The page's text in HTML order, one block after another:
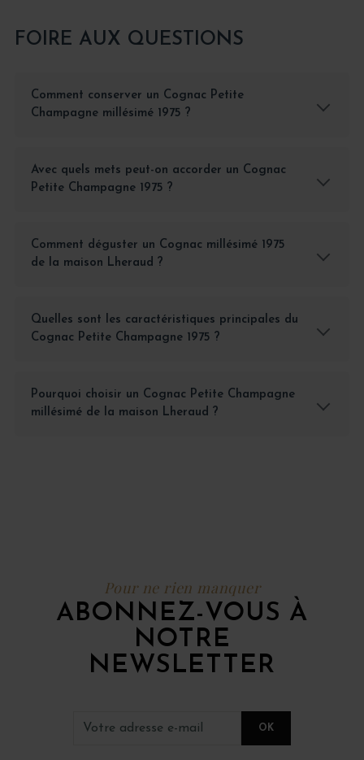
FOIRE AUX QUESTIONS
Comment conserver un Cognac Petite
Champagne millésimé 1975 ?
Avec quels mets peut-on accorder un Cognac
Petite Champagne 1975 ?
Comment déguster un Cognac millésimé 1975
de la maison Lheraud ?
Quelles sont les caractéristiques principales du
Cognac Petite Champagne 1975 ?
Pourquoi choisir un Cognac Petite Champagne
millésimé de la maison Lheraud ?
Pour ne rien manquer
ABONNEZ-VOUS À
NOTRE
NEWSLETTER